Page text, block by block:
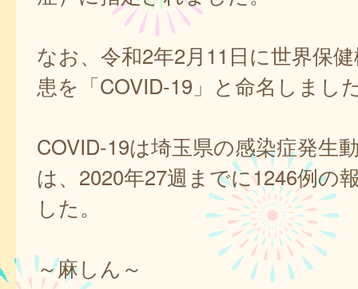
なお、令和2年2月11日に世界保
患を「COVID-19」と命名しまし
COVID-19は埼玉県の感染症発生
は、2020年27週までに1246例の
した。
～麻しん～